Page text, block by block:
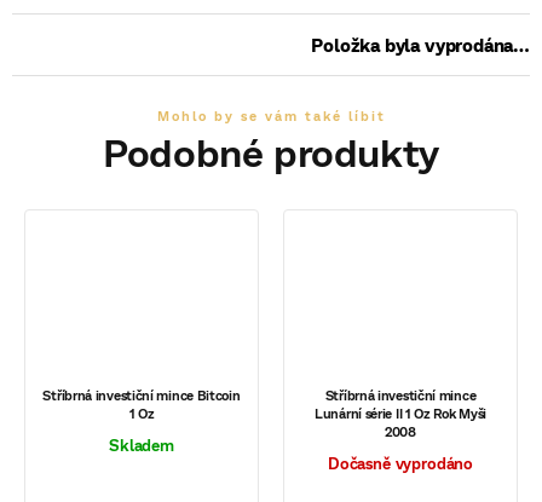
Položka byla vyprodána…
Stříbrná investiční mince Bitcoin
1 Oz
Skladem
Stříbrná investiční mince
Lunární série II 1 Oz Rok Myši
2008
Dočasně vyprodáno